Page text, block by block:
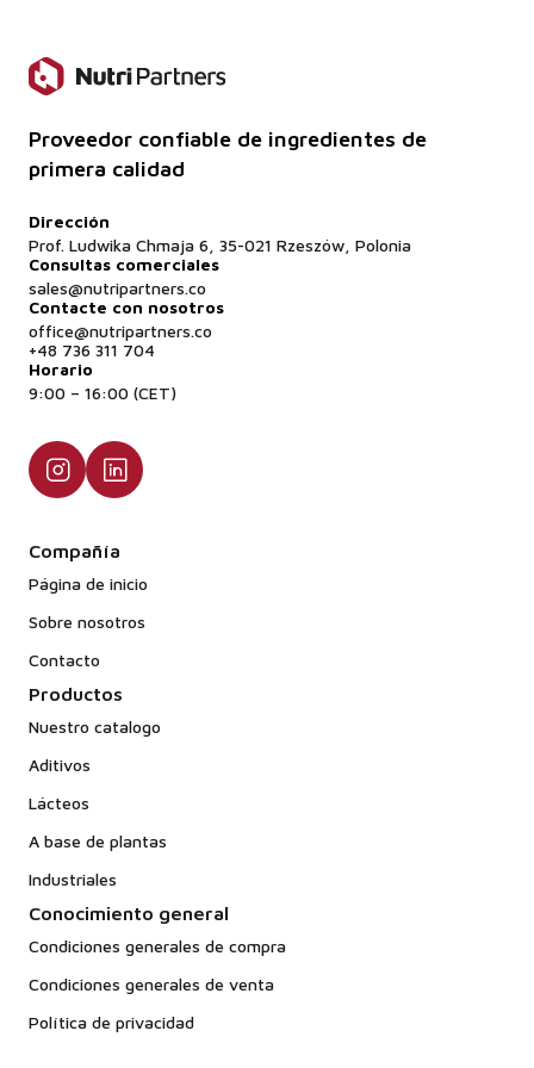
Proveedor confiable de ingredientes de
primera calidad
Dirección
Prof. Ludwika Chmaja 6, 35-021 Rzeszów, Polonia
Consultas comerciales
sales@nutripartners.co
Contacte con nosotros
office@nutripartners.co
+48 736 311 704
Horario
9:00 – 16:00 (CET)
Compañía
Página de inicio
Sobre nosotros
Contacto
Productos
Nuestro catalogo
Aditivos
Lácteos
A base de plantas
Industriales
Conocimiento general
Condiciones generales de compra
Condiciones generales de venta
Política de privacidad